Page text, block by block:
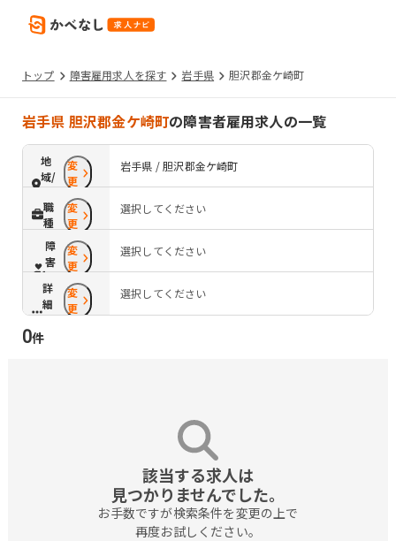
トップ 障害雇用求人を探す 岩手県 胆沢郡金ケ崎町
岩手県 胆沢郡金ケ崎町の障害者雇用求人の一覧
地
域/
路
線
変
更
岩手県 / 胆沢郡金ケ崎町
職
種
変
更
選択してください
障
害
配
慮
変
更
選択してください
詳
細
条
件
変
更
選択してください
0件
該当する求人は
見つかりませんでした。
お手数ですが検索条件を変更の上で
再度お試しください。